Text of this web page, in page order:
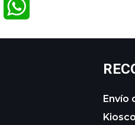
Twitter
Envío